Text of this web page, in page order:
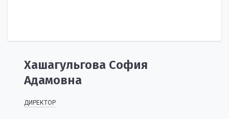
Хашагульгова София
Адамовна
ДИРЕКТОР